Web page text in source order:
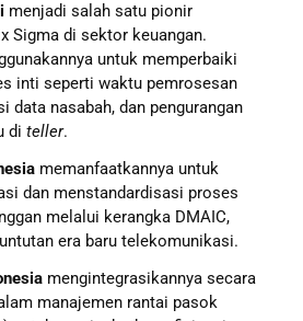
menjadi salah satu pionir
Sigma di sektor keuangan.
untuk memperbaiki
inti seperti waktu pemrosesan
data nasabah, dan pengurangan
di teller.
memanfaatkannya untuk
dan menstandardisasi proses
melalui kerangka DMAIC,
era baru telekomunikasi.
mengintegrasikannya secara
manajemen rantai pasok